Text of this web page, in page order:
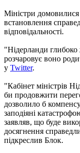
Міністри
встановлення
відповідальності.
"Нідерланди
розчаровує воно
у Twitter.
"Кабінет міністрів
би продовжити
дозволило б
заподіяні
заявляв, що буде
досягнення
підкреслив Блок.